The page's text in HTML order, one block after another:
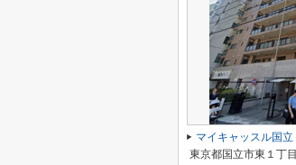
東京都国立市東１丁目